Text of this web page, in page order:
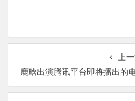
上
鹿晗出演腾讯平台即将播出的电视剧《穿越火